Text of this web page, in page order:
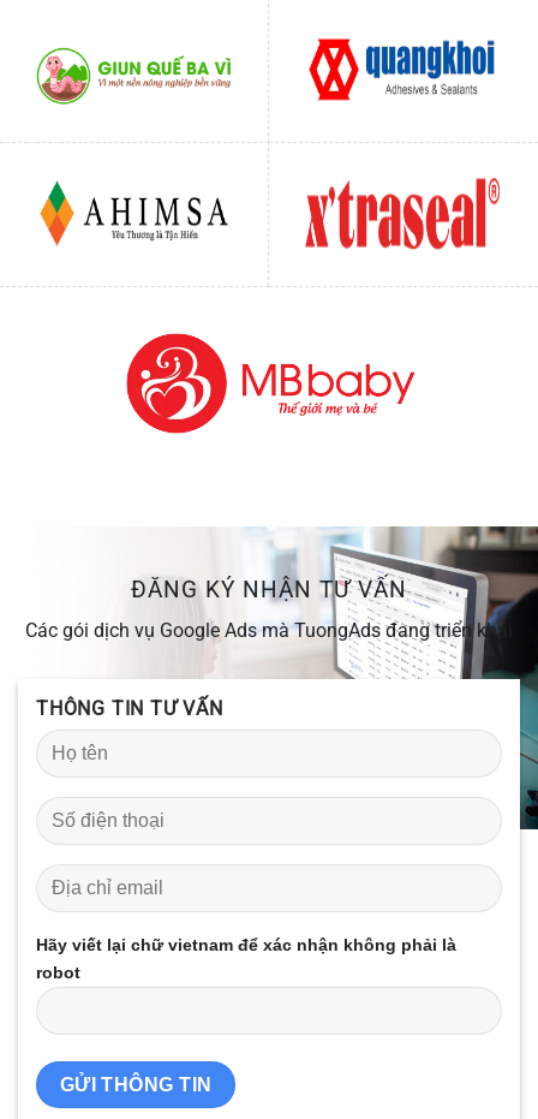
ĐĂNG KÝ NHẬN TƯ VẤN
Các gói dịch vụ Google Ads mà TuongAds đang triển khai
THÔNG TIN TƯ VẤN
Hãy viết lại chữ vietnam để xác nhận không phải là
robot